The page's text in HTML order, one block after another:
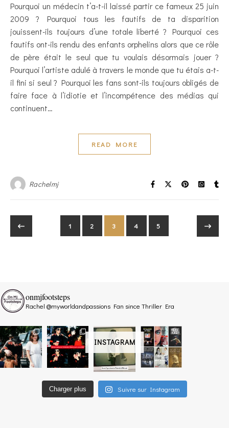
Pourquoi un médecin t’a-t-il laissé partir ce fameux 25 juin
2009 ? Pourquoi tous les fautifs de ta disparition
jouissent-ils toujours d’une totale liberté ? Pourquoi ces
fautifs ont-ils rendu des enfants orphelins alors que ce rôle
de père était le seul que tu voulais désormais jouer ?
Pourquoi l’artiste adulé à travers le monde que tu étais a-t-
il fini si seul ? Pourquoi les fans sont-ils toujours obligés de
faire face à l’idiotie et l’incompétence des médias qui
continuent…
READ MORE
Rachelmj
1 2 3 4 5
INSTAGRAM
onmjfootsteps
Rachel @myworldandpassions Fan since Thriller Era
Charger plus Suivre sur Instagram